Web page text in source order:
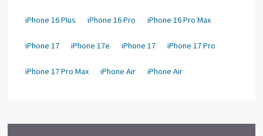
iPhone 16 Plus iPhone 16 Pro iPhone 16 Pro Max
iPhone 17 iPhone 17e iPhone 17 iPhone 17 Pro
iPhone 17 Pro Max iPhone Air iPhone Air